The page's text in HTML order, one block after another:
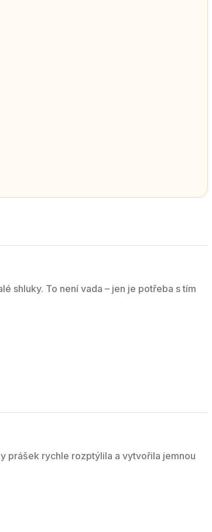
shluky. To není vada – jen je potřeba s tím
prášek rychle rozptýlila a vytvořila jemnou